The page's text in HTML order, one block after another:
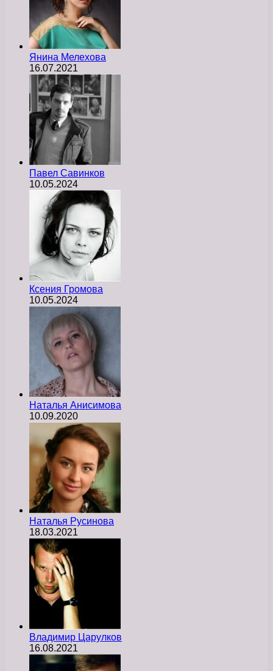
Янина Мелехова
16.07.2021
Павел Савинков
10.05.2024
Ксения Громова
10.05.2024
Наталья Анисимова
10.09.2020
Наталья Русинова
18.03.2021
Владимир Царулков
16.08.2021